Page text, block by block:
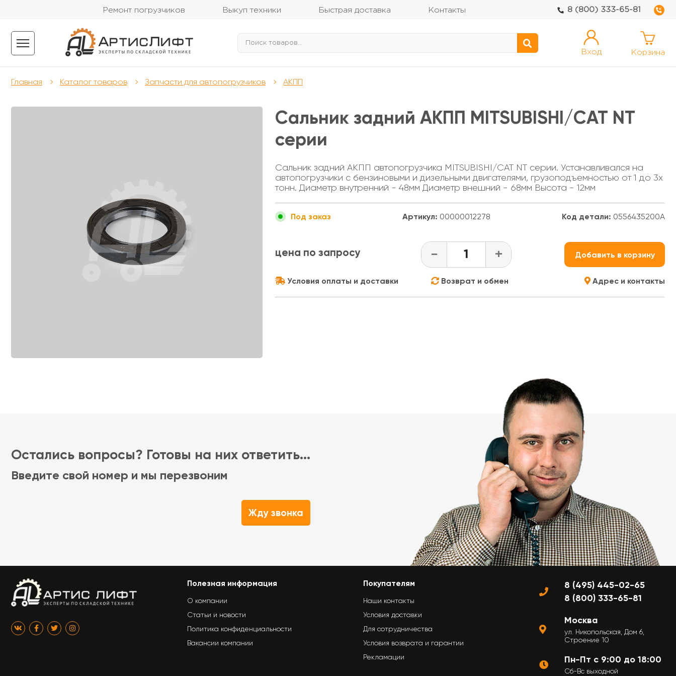
Ремонт погрузчиков Выкуп техники Быстрая доставка Контакты 8 (800) 333-65-81
Вход Корзина
Главная Каталог товаров Запчасти для автопогрузчиков АКПП
Сальник задний АКПП MITSUBISHI/CAT NT
серии
Сальник задний АКПП автопогрузчика MITSUBISHI/CAT NT серии. Устанавливался на
автопогрузчики с бензиновыми и дизельными двигателями, грузоподъемностью от 1 до 3х
тонн. Диаметр внутренний - 48мм Диаметр внешний - 68мм Высота - 12мм
Под заказ Артикул: 00000012278 Код детали: 0556435200A
цена по запросу - + Добавить в корзину
Условия оплаты и доставки Возврат и обмен Адрес и контакты
Остались вопросы? Готовы на них ответить...
Введите свой номер и мы перезвоним
Жду звонка
Полезная информация
О компании
Статьи и новости
Политика конфиденциальности
Вакансии компании
Покупателям
Наши контакты
Условия доставки
Для сотрудничества
Условия возврата и гарантии
Рекламации
8 (495) 445-02-65
8 (800) 333-65-81
Москва
ул. Никопольская, Дом 6,
Строение 10
Пн-Пт с 9:00 до 18:00
Сб-Вс выходной